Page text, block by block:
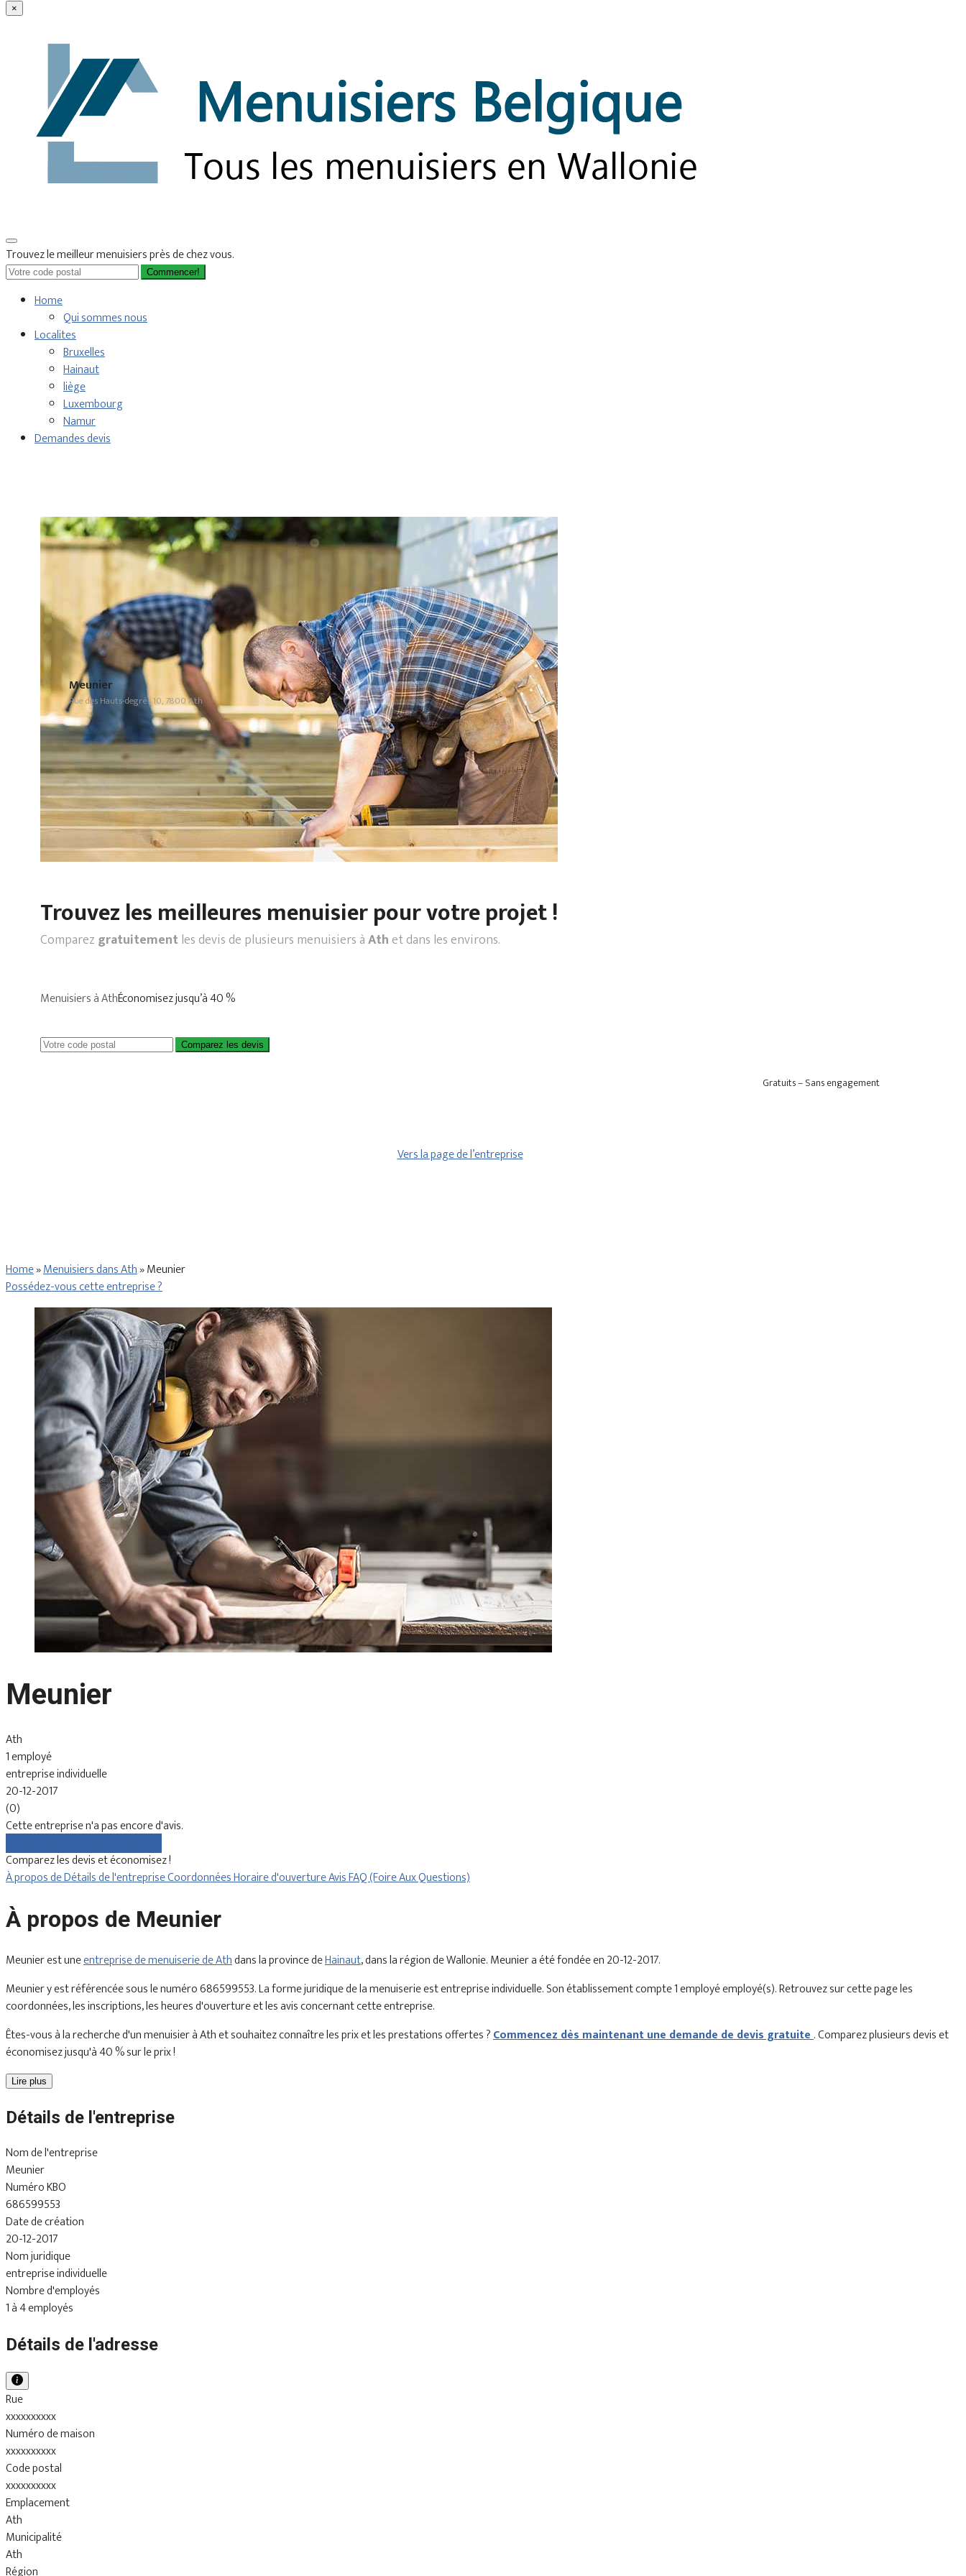
×
Trouvez le meilleur menuisiers près de chez vous.
Commencer!
Home
Qui sommes nous
Localites
Bruxelles
Hainaut
liège
Luxembourg
Namur
Demandes devis
Meunier
Rue des Hauts-degrés 10, 7800 Ath
Trouvez les meilleures menuisier pour votre projet !
Comparez gratuitementles devis de plusieurs menuisiers àAthet dans les environs.
Menuisiers à AthÉconomisez jusqu’à 40 %
Comparez les devis
Gratuits – Sans engagement
Vers la page de l’entreprise
Home»Menuisiers dans Ath»Meunier
Possédez-vous cette entreprise ?
Meunier
Ath
1 employé
entreprise individuelle
20-12-2017
(0)
Cette entreprise n'a pas encore d'avis.
Comparez les devis et économisez !
À propos deDétails de l'entrepriseCoordonnéesHoraire d'ouvertureAvisFAQ (Foire Aux Questions)
À propos de Meunier
Meunier est uneentreprise de menuiserie de Athdans la province deHainaut, dans la région de Wallonie. Meunier a été fondée en 20-12-2017.
Meunier y est référencée sous le numéro 686599553. La forme juridique de la menuiserie est entreprise individuelle. Son établissement compte 1 employé employé(s). Retrouvez sur cette page les
coordonnées, les inscriptions, les heures d'ouverture et les avis concernant cette entreprise.
Êtes-vous à la recherche d'un menuisier à Ath et souhaitez connaître les prix et les prestations offertes ?Commencez dès maintenant une demande de devis gratuite. Comparez plusieurs devis et
économisez jusqu'à 40 % sur le prix !
Lire plus
Détails de l'entreprise
Nom de l'entreprise
Meunier
Numéro KBO
686599553
Date de création
20-12-2017
Nom juridique
entreprise individuelle
Nombre d'employés
1 à 4 employés
Détails de l'adresse
Rue
xxxxxxxxxx
Numéro de maison
xxxxxxxxxx
Code postal
xxxxxxxxxx
Emplacement
Ath
Municipalité
Ath
Région